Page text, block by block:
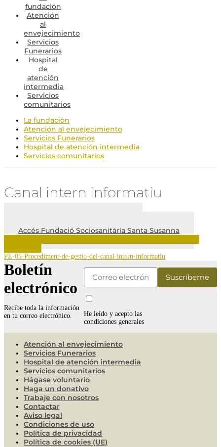
fundación
Atención
al
envejecimiento
Servicios
Funerarios
Hospital
de
atención
intermedia
Servicios
comunitarios
La fundación
Atención al envejecimiento
Servicios Funerarios
Hospital de atención intermedia
Servicios comunitarios
Canal intern informatiu
Accés Fundació Sociosanitària Santa Susanna
PE-05-Procediment-de-gestio-del-canal-intern-informatiu
Boletín
electrónico
Recibe toda la información
en tu correo electrónico.
He leído y acepto las
condiciones generales
Atención al envejecimiento
Servicios Funerarios
Hospital de atención intermedia
Servicios comunitarios
Hágase voluntario
Haga un donativo
Trabaje con nosotros
Contactar
Aviso legal
Condiciones de uso
Política de privacidad
Política de cookies (UE)